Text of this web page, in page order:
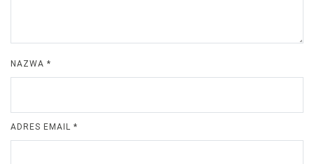
NAZWA *
ADRES EMAIL *